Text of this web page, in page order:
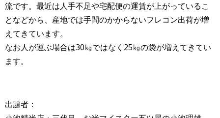
流です。最近は人手不足や宅配便の運賃が上がっているこ
となどから、産地では手間のかからないフレコン出荷が増
えてきています。
なお人が運ぶ場合は30㎏ではなく25㎏の袋が増えてきてい
ます。
出題者：